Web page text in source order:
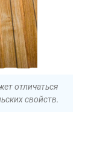
отличаться
свойств.